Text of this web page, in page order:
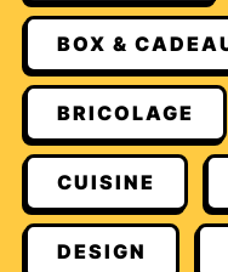
BOX &
BRICOLAGE
CUISINE
DESIGN